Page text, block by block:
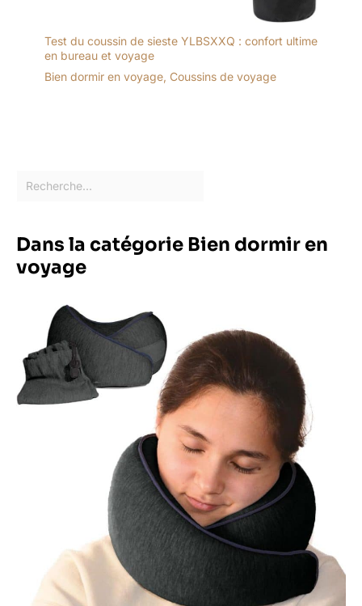
Test du coussin de sieste YLBSXXQ : confort ultime
en bureau et voyage
Bien dormir en voyage, Coussins de voyage
Dans la catégorie Bien dormir en
voyage